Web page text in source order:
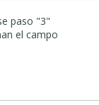
paso "3"
el campo